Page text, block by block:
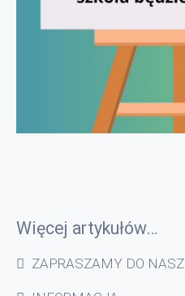
Więcej artykułów…
ZAPRASZAMY DO